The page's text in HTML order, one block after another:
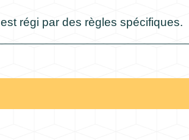
régi par des règles spécifiques.